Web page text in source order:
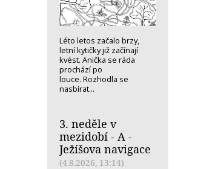
Léto letos začalo brzy,
letní kytičky již začínají
kvést. Anička se ráda
prochází po
louce. Rozhodla se
nasbírat...
3. neděle v
mezidobí - A -
Ježíšova navigace
(4.8.2026, 13:14)